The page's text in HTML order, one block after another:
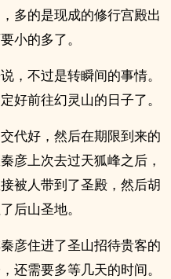
多的是现成的修行宫殿出
小的多了。
，不过是转瞬间的事情。
好前往幻灵山的日子了。
代好，然后在期限到来的
彦上次去过天狐峰之后，
被人带到了圣殿，然后胡
后山圣地。
彦住进了圣山招待贵客的
还需要多等几天的时间。